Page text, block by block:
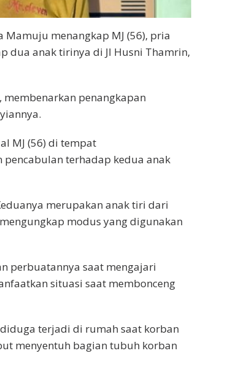
Mamuju menangkap MJ (56), pria
dua anak tirinya di Jl Husni Thamrin,
penangkapan
MJ (56) di tempat
terhadap kedua anak
merupakan anak tiri dari
modus yang digunakan
perbuatannya saat mengajari
situasi saat membonceng
terjadi di rumah saat korban
menyentuh bagian tubuh korban